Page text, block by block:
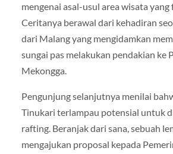
mengenai asal-usul area wisata
Ceritanya berawal dari kehadiran
dari Malang yang mengidamkan
sungai pas melakukan pendakian ke
Mekongga.
Pengunjung selanjutnya menilai
Tinukari terlampau potensial untuk
rafting. Beranjak dari sana, sebuah
mengajukan proposal kepada